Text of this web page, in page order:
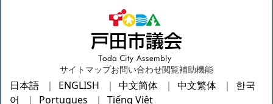
サイトマップお問い合わせ閲覧補助機能
日本語 ENGLISH 中文简体 中文繁体
한국
어
Portugues Tiếng Việt